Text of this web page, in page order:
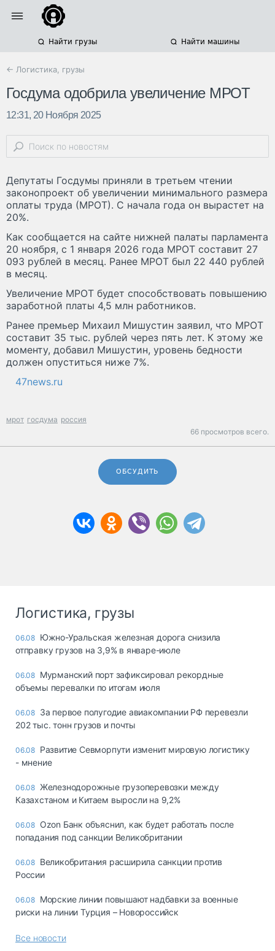
Найти грузы Найти машины
← Логистика, грузы
Госдума одобрила увеличение МРОТ
12:31, 20 Ноября 2025
Депутаты Госдумы приняли в третьем чтении
законопроект об увеличении минимального размера
оплаты труда (МРОТ). С начала года он вырастет на
20%.
Как сообщается на сайте нижней палаты парламента
20 ноября, с 1 января 2026 года МРОТ составит 27
093 рублей в месяц. Ранее МРОТ был 22 440 рублей
в месяц.
Увеличение МРОТ будет способствовать повышению
заработной платы 4,5 млн работников.
Ранее премьер Михаил Мишустин заявил, что МРОТ
составит 35 тыс. рублей через пять лет. К этому же
моменту, добавил Мишустин, уровень бедности
должен опуститься ниже 7%.
47news.ru
мрот госдума россия
66 просмотров всего.
ОБСУДИТЬ
Логистика, грузы
06.08 Южно-Уральская железная дорога снизила
отправку грузов на 3,9% в январе-июле
06.08 Мурманский порт зафиксировал рекордные
объемы перевалки по итогам июля
06.08 За первое полугодие авиакомпании РФ перевезли
202 тыс. тонн грузов и почты
06.08 Развитие Севморпути изменит мировую логистику
- мнение
06.08 Железнодорожные грузоперевозки между
Казахстаном и Китаем выросли на 9,2%
06.08 Ozon Банк объяснил, как будет работать после
попадания под санкции Великобритании
06.08 Великобритания расширила санкции против
России
06.08 Морские линии повышают надбавки за военные
риски на линии Турция – Новороссийск
Все новости